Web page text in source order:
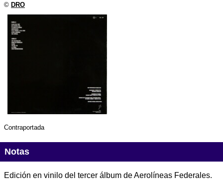
© DRO
Contraportada
Notas
Edición en vinilo del tercer álbum de Aerolíneas Federales.